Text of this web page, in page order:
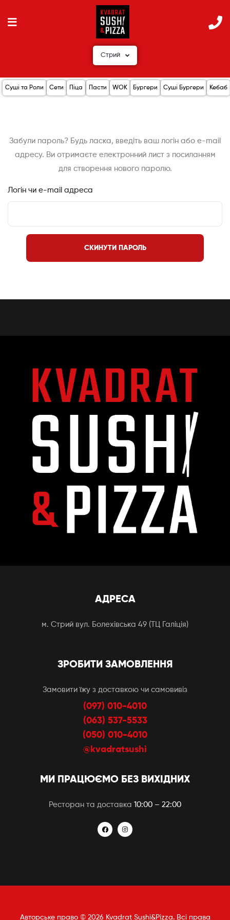
Стрий
Суші та Роли Сети Піца Пасти WOK Бургери Суші Бургери Кебаб
Забули пароль? Будь ласка, введіть ваш логін або e-mail
адресу. Ви отримаєте електронний лист з посиланням
для створення нового паролю.
Логін чи e-mail адреса
СКИНУТИ ПАРОЛЬ
АДРЕСА
м. Стрий вул. Болехівська 49 (ТЦ Галіція)
ЗРОБИТИ ЗАМОВЛЕННЯ
Замовити їжу з доставкою чи самовивіз
(097) 010-4010
(063) 537-5533
(050) 010-4010
@kvadratsushi
МИ ПРАЦЮЄМО БЕЗ ВИХІДНИХ
Ресторан та доставка 10:00 – 22:00
Авторське право © 2026 Kvadrat Sushi&Pizza. Всі права